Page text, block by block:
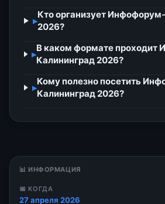
▸
Кто организует
2026?
▸
В каком формате проходит
Калининград 2026?
▸
Кому полезно посетить
Калининград 2026?
📊 ИНФОРМАЦИЯ
📅 КОГДА
27 апреля 2026